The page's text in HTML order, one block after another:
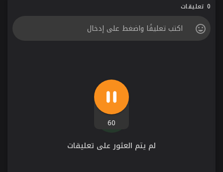
60
0 تعليقات
لم يتم العثور على تعليقات